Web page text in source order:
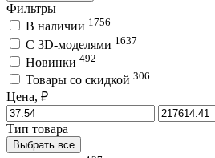
Фильтры
В наличии 1756
C 3D-моделями 1637
Новинки 492
Товары со скидкой 306
Цена, ₽
Тип товара
Выбрать все